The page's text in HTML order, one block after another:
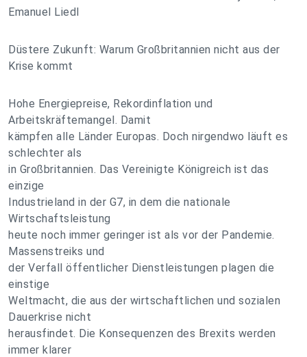
Emanuel Liedl
Düstere Zukunft: Warum Großbritannien nicht aus der
Krise kommt
Hohe Energiepreise, Rekordinflation und
Arbeitskräftemangel. Damit
kämpfen alle Länder Europas. Doch nirgendwo läuft es
schlechter als
in Großbritannien. Das Vereinigte Königreich ist das
einzige
Industrieland in der G7, in dem die nationale
Wirtschaftsleistung
heute noch immer geringer ist als vor der Pandemie.
Massenstreiks und
der Verfall öffentlicher Dienstleistungen plagen die
einstige
Weltmacht, die aus der wirtschaftlichen und sozialen
Dauerkrise nicht
herausfindet. Die Konsequenzen des Brexits werden
immer klarer